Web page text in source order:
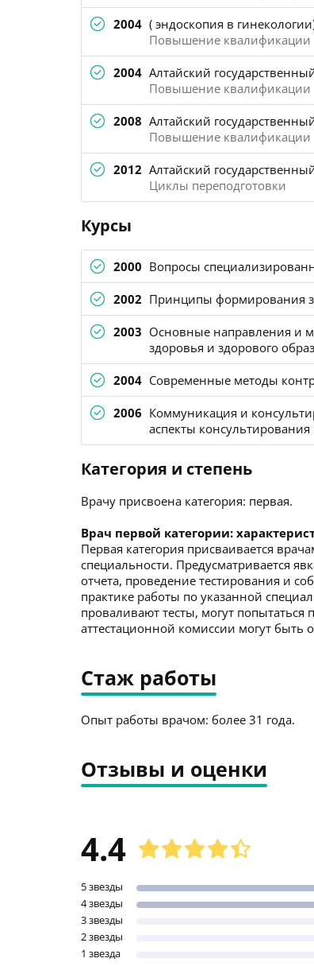
2004 ( эндоскопия в
Повышение квалификации
2004 Алтайский
Повышение квалификации
2008 Алтайский
Повышение квалификации
2012 Алтайский
Циклы переподготовки
Курсы
2000 Вопросы
2002 Принципы формирования
2003 Основные направления и
здоровья и здорового
2004 Современные методы
2006 Коммуникация и
аспекты
Категория и степень
Врачу присвоена категория: первая.
Врач первой категории:
Первая категория присваивается
специальности. Предусматривается
отчета, проведение тестирования и
практике работы по указанной
проваливают тесты, могут
аттестационной комиссии могут
Стаж работы
Опыт работы врачом: более 31 года.
Отзывы и оценки
4.4
5 звезды
4 звезды
3 звезды
2 звезды
1 звезда